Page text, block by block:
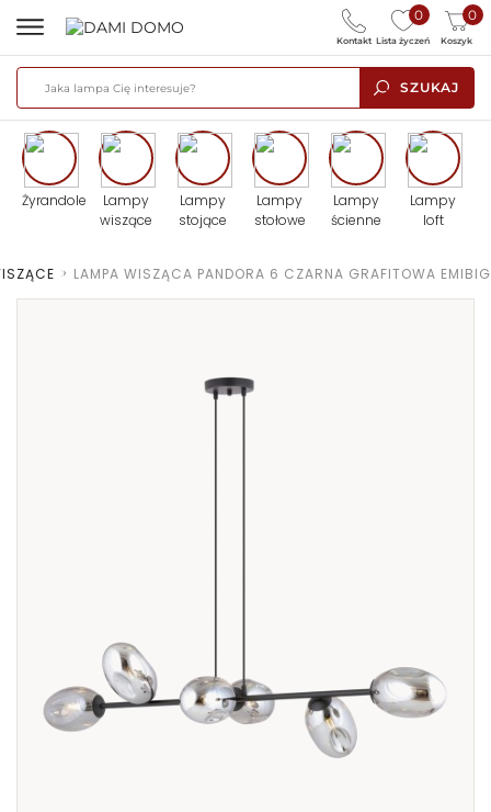
SZUKAJ
0
Lista życzeń
0
Koszyk
Kontakt
Żyrandole
Lampy
wiszące
Lampy
stojące
Lampy
stołowe
Lampy
ścienne
Lampy
loft
> LAMPA WISZĄCA PANDORA 6 CZARNA GRAFITOWA EMIBIG